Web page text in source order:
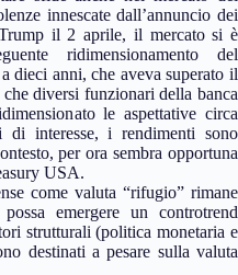
innescate dall’annuncio dei
il 2 aprile, il mercato si è
ridimensionamento del
dieci anni, che aveva superato il
diversi funzionari della banca
le aspettative circa
interesse, i rendimenti sono
per ora sembra opportuna
USA.
come valuta “rifugio” rimane
emergere un controtrend
strutturali (politica monetaria e
destinati a pesare sulla valuta